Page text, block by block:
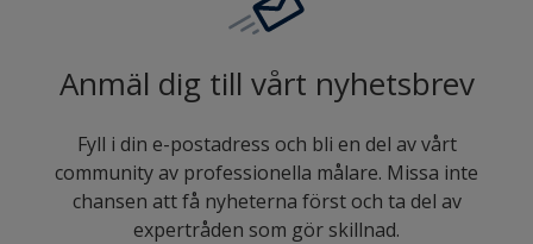
Anmäl dig till vårt nyhetsbrev
Fyll i din e-postadress och bli en del av vårt
community av professionella målare. Missa inte
chansen att få nyheterna först och ta del av
expertråden som gör skillnad.